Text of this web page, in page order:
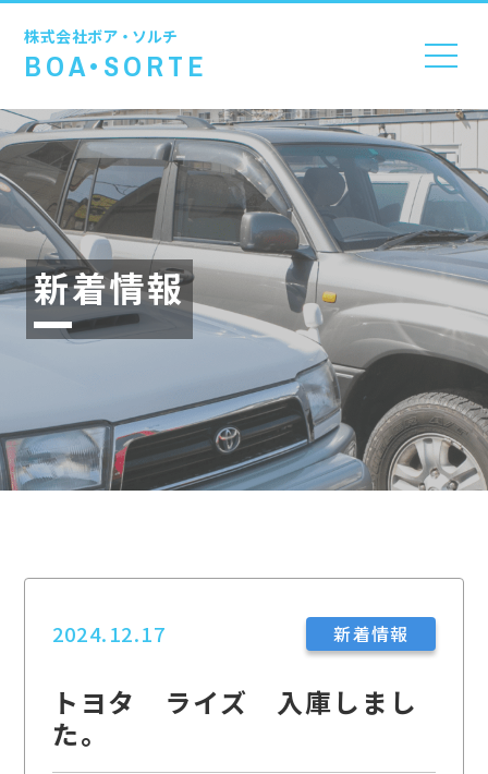
株式会社ボア・ソルチ
BOA•SORTE
新着情報
2024.12.17 新着情報
トヨタ ライズ 入庫しまし
た。